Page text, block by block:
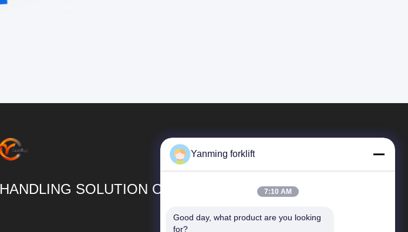
SOLUTION CO.,LTD
Liens Rapides
Yanming forklift
7:10 AM
Good day, what product are you looking
for?